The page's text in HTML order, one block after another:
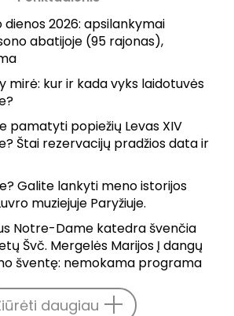
dienos 2026: apsilankymai
abatijoje (95 rajonas),
mirė: kur ir kada vyks laidotuvės
pamatyti popiežių Levas XIV
Štai rezervacijų pradžios data ir
Galite lankyti meno istorijos
muziejuje Paryžiuje.
Notre-Dame katedra švenčia
Švč. Mergelės Marijos Į dangų
šventę: nemokama programa
daugiau